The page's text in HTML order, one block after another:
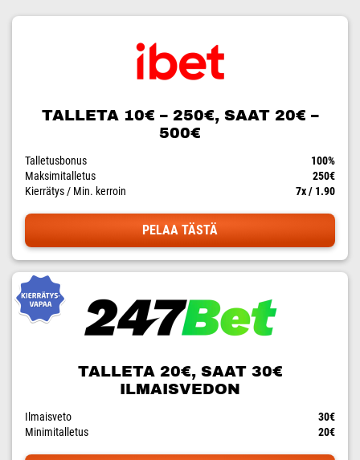
TALLETA 10€ – 250€, SAAT 20€ –
500€
Talletusbonus
100%
Maksimitalletus
250€
Kierrätys / Min. kerroin
7x / 1.90
PELAA TÄSTÄ
TALLETA 20€, SAAT 30€
ILMAISVEDON
Ilmaisveto
30€
Minimitalletus
20€